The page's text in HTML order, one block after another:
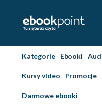
Kategorie Ebooki
Kursy video Promocje
Darmowe ebooki